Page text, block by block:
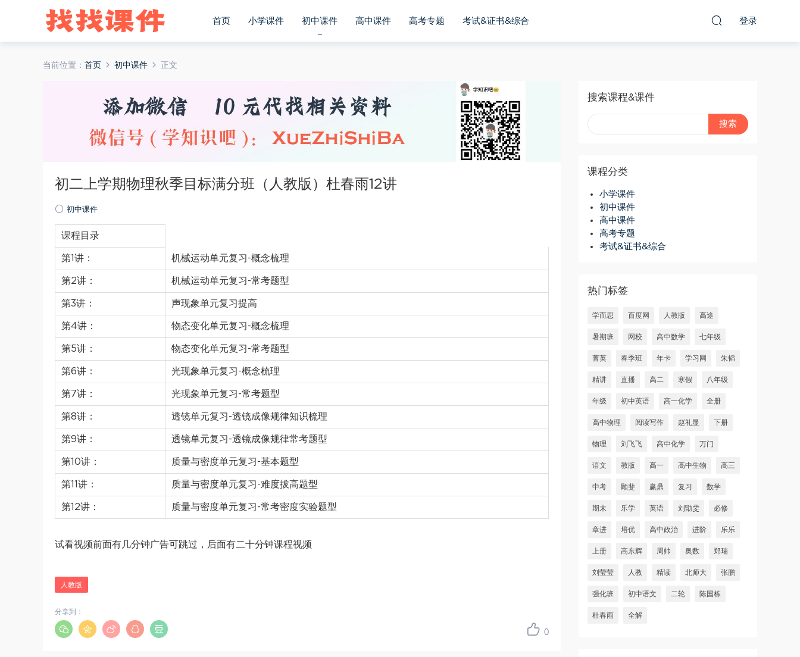
首页 小学课件 初中课件 高中课件 高考专题 考试&证书&综合 登录
当前位置： 首页 初中课件 正文
初二上学期物理秋季目标满分班（人教版）杜春雨12讲
初中课件
课程目录
第1讲： 机械运动单元复习-概念梳理
第2讲： 机械运动单元复习-常考题型
第3讲： 声现象单元复习提高
第4讲： 物态变化单元复习-概念梳理
第5讲： 物态变化单元复习-常考题型
第6讲： 光现象单元复习-概念梳理
第7讲： 光现象单元复习-常考题型
第8讲： 透镜单元复习-透镜成像规律知识梳理
第9讲： 透镜单元复习-透镜成像规律常考题型
第10讲： 质量与密度单元复习-基本题型
第11讲： 质量与密度单元复习-难度拔高题型
第12讲： 质量与密度单元复习-常考密度实验题型
试看视频前面有几分钟广告可跳过，后面有二十分钟课程视频
人教版
0
分享到：
搜索课程&课件
课程分类
小学课件
初中课件
高中课件
高考专题
考试&证书&综合
热门标签
学而思 百度网 人教版 高途
暑期班 网校 高中数学 七年级
菁英 春季班 年卡 学习网 朱韬
精讲 直播 高二 寒假 八年级
年级 初中英语 高一化学 全册
高中物理 阅读写作 赵礼显 下册
物理 刘飞飞 高中化学 万门
语文 教版 高一 高中生物 高三
中考 顾斐 赢鼎 复习 数学
期末 乐学 英语 刘勖雯 必修
章进 培优 高中政治 进阶 乐乐
上册 高东辉 周帅 奥数 郑瑞
刘莹莹 人教 精读 北师大 张鹏
强化班 初中语文 二轮 陈国栋
杜春雨 全解